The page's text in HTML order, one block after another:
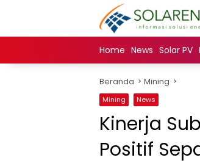
Home News Solar PV
Beranda Mining
Mining News
Kinerja
Positif